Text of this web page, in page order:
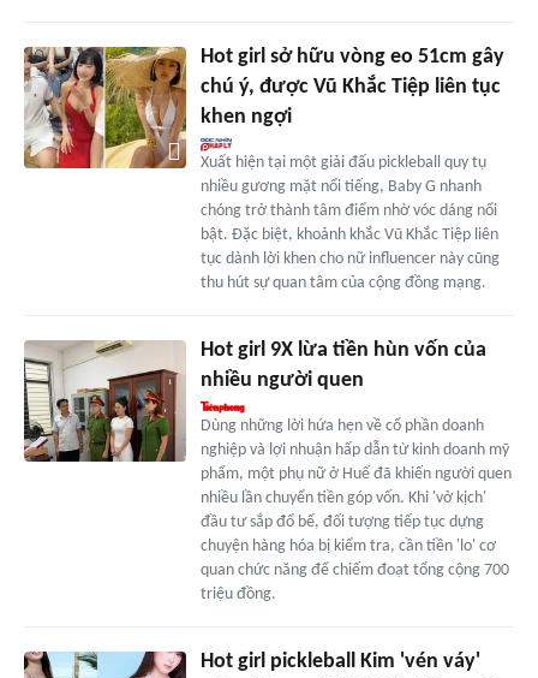
Hot girl sở hữu vòng eo 51cm gây
chú ý, được Vũ Khắc Tiệp liên tục
khen ngợi
Xuất hiện tại một giải đấu pickleball quy tụ
nhiều gương mặt nổi tiếng, Baby G nhanh
chóng trở thành tâm điểm nhờ vóc dáng nổi
bật. Đặc biệt, khoảnh khắc Vũ Khắc Tiệp liên
tục dành lời khen cho nữ influencer này cũng
thu hút sự quan tâm của cộng đồng mạng.
Hot girl 9X lừa tiền hùn vốn của
nhiều người quen
Dùng những lời hứa hẹn về cổ phần doanh
nghiệp và lợi nhuận hấp dẫn từ kinh doanh mỹ
phẩm, một phụ nữ ở Huế đã khiến người quen
nhiều lần chuyển tiền góp vốn. Khi 'vở kịch'
đầu tư sắp đổ bể, đối tượng tiếp tục dựng
chuyện hàng hóa bị kiểm tra, cần tiền 'lo' cơ
quan chức năng để chiếm đoạt tổng cộng 700
triệu đồng.
Hot girl pickleball Kim 'vén váy'